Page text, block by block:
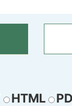
HTML